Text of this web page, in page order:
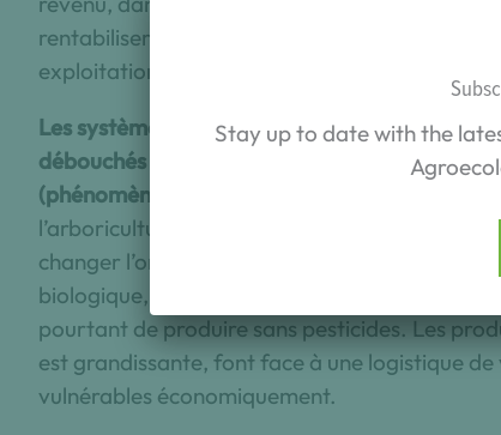
Stay up to date with the
rentabiliser. Les incertitudes liées aux aléas et
exploitations complexifient encore davantage
Les systèmes de production et de mise en
débouchés sélectionnés, et il est aujourd’hui
(phénomène de verrouillage dit socio-
l’arboriculture dont les modifications se
changer l’organisation spatiale des
biologique, en particulier dans les circuits
pourtant de produire sans pesticides. Les
est grandissante, font face à une logistique
vulnérables économiquement.